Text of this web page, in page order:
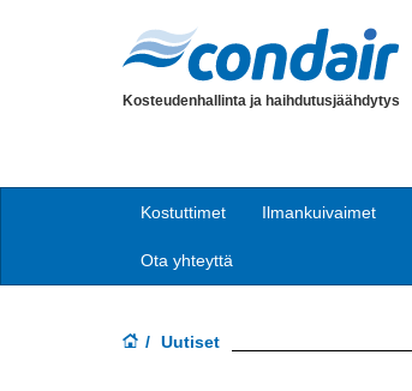
Kosteudenhallinta ja haihdutusjäähdytys
Kostuttimet Ilmankuivaimet
Ota yhteyttä
Uutiset